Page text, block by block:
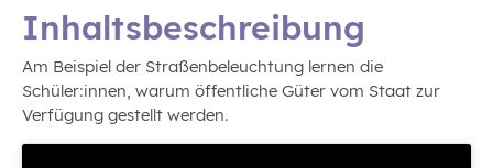
Inhaltsbeschreibung
Am Beispiel der Straßenbeleuchtung lernen die
Schüler:innen, warum öffentliche Güter vom Staat zur
Verfügung gestellt werden.